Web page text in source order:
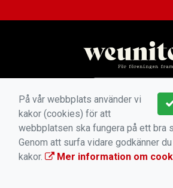
På vår webbplats använder vi
kakor (cookies) för att
webbplatsen ska fungera på ett bra
Genom att surfa vidare godkänner
kakor.
Mer information om